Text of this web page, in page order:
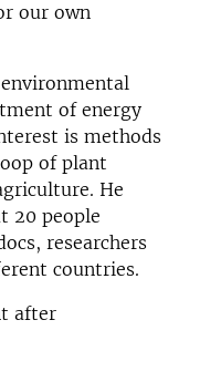
our own
of energy
is methods
of plant
He
20 people
researchers
countries.
after